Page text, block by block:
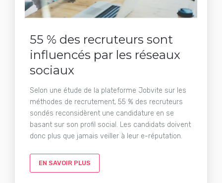
55 % des recruteurs sont
influencés par les réseaux
sociaux
Selon une étude de la plateforme Jobvite sur les
méthodes de recrutement, 55 % des recruteurs
sondés reconsidèrent une candidature en se
basant sur son profil social. Les candidats doivent
donc plus que jamais veiller à leur e-réputation.
EN SAVOIR PLUS